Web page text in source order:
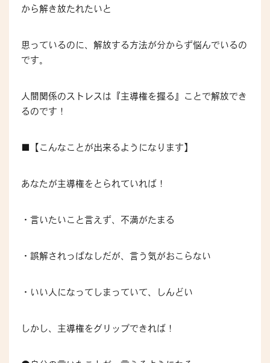
から解き放たれたいと
思っているのに、解放する方法が分からず悩んでいるの
です。
人間関係のストレスは『主導権を握る』ことで解放でき
るのです！
■【こんなことが出来るようになります】
あなたが主導権をとられていれば！
・言いたいこと言えず、不満がたまる
・誤解されっぱなしだが、言う気がおこらない
・いい人になってしまっていて、しんどい
しかし、主導権をグリップできれば！